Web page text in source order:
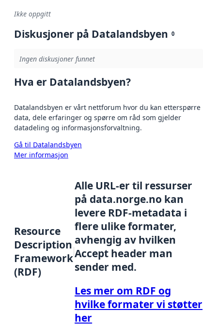
Ikke oppgitt
Diskusjoner på Datalandsbyen 0
Ingen diskusjoner funnet
Hva er Datalandsbyen?
Datalandsbyen er vårt nettforum hvor du kan etterspørre
data, dele erfaringer og spørre om råd som gjelder
datadeling og informasjonsforvaltning.
Gå til Datalandsbyen
Mer informasjon
Resource
Description
Framework
(RDF)
Alle URL-er til ressurser
på data.norge.no kan
levere RDF-metadata i
flere ulike formater,
avhengig av hvilken
Accept header man
sender med.
Les mer om RDF og
hvilke formater vi støtter
her